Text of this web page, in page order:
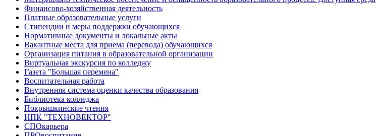
Финансово-хозяйственная деятельность
Платные образовательные услуги
Стипендии и меры поддержки обучающихся
Нормативные документы и локальные акты
Вакантные места для приема (перевода) обучающихся
Организация питания в образовательной организации
Виртуальная экскурсия по колледжу
Газета "Большая перемена"
Воспитательная работа
Внутренняя система оценки качества образования
Библиотека колледжа
Покрышкинские чтения
НПК "ТЕХНОВЕКТОР"
СПОкарьера